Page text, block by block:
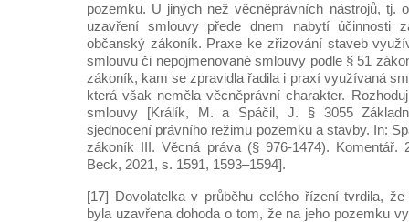
pozemku. U jiných než věcněprávních nástrojů, tj.
uzavření smlouvy přede dnem nabytí účinnosti
občanský zákoník. Praxe ke zřizování staveb
smlouvu či nepojmenované smlouvy podle § 51
zákoník, kam se zpravidla řadila i praxí využívaná
která však neměla věcněprávní charakter.
smlouvy [Králík, M. a Spáčil, J. § 3055
sjednocení právního režimu pozemku a stavby. In:
zákoník III. Věcná práva (§ 976-1474). Komentář.
Beck, 2021, s. 1591, 1593–1594].
[17] Dovolatelka v průběhu celého řízení tvrdila,
byla uzavřena dohoda o tom, že na jeho pozemku